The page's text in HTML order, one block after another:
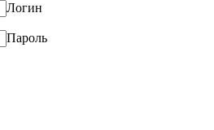
Логин
Пароль